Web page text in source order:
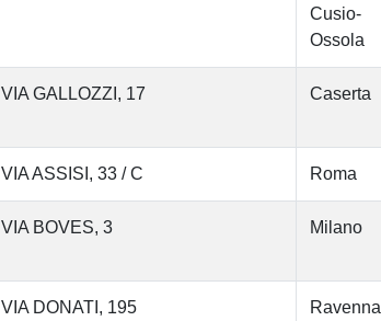
Cusio-
Ossola
VIA GALLOZZI, 17 Caserta
VIA ASSISI, 33 / C Roma
VIA BOVES, 3 Milano
VIA DONATI, 195 Ravenna